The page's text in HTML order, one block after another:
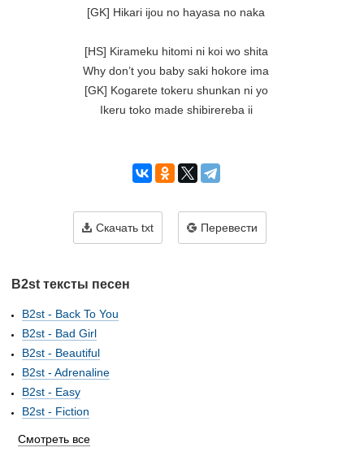
[GK] Hikari ijou no hayasa no naka
[HS] Kirameku hitomi ni koi wo shita
Why don’t you baby saki hokore ima
[GK] Kogarete tokeru shunkan ni yo
Ikeru toko made shibirereba ii
Скачать txt Перевести
B2st тексты песен
B2st - Back To You
B2st - Bad Girl
B2st - Beautiful
B2st - Adrenaline
B2st - Easy
B2st - Fiction
Смотреть все